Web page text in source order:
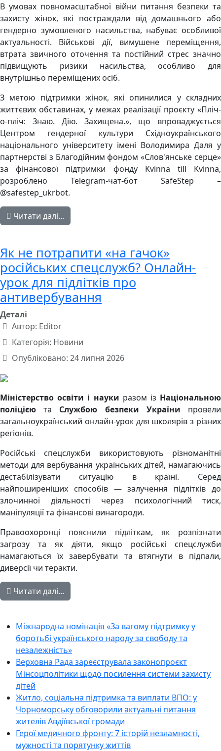
В умовах повномасштабної війни питання безпеки та
захисту жінок, які постраждали від домашнього або
гендерно зумовленого насильства, набуває особливої
актуальності. Військові дії, вимушене переміщення,
втрата звичного оточення та постійний стрес значно
підвищують ризики насильства, особливо для
внутрішньо переміщених осіб.
З метою підтримки жінок, які опинилися у складних
життєвих обставинах, у межах реалізації проєкту «Пліч-
о-пліч: Знаю. Дію. Захищена.», що впроваджується
Центром гендерної культури Східноукраїнського
національного університету імені Володимира Даля у
партнерстві з Благодійним фондом «Слов'янське серце»
за фінансової підтримки фонду Kvinna till Kvinna,
розроблено Telegram-чат-бот SafeStep –
@safestep_ukrbot.
Читати далі...
Як не потрапити «на гачок»
російських спецслужб? Онлайн-
урок для підлітків про
антивербування
Деталі
Автор: Editor
Категорія: Новини
Опубліковано: 24 липня 2026
Міністерство освіти і науки разом із Національною
поліцією та Службою безпеки України провели
загальноукраїнський онлайн-урок для школярів з різних
регіонів.
Російські спецслужби використовують різноманітні
методи для вербування українських дітей, намагаючись
дестабілізувати ситуацію в країні. Серед
найпоширеніших способів — залучення підлітків до
злочинної діяльності через психологічний тиск,
маніпуляції та фінансові винагороди.
Правоохоронці пояснили підліткам, як розпізнати
загрозу та як діяти, якщо російські спецслужби
намагаються їх завербувати та втягнути в підпали,
диверсії чи теракти.
Читати далі...
Міжнародна номінація «За вагому підтримку у
боротьбі українського народу за свободу та
незалежність»
Верховна Рада зареєструвала законопроєкт
Мінсоцполітики щодо посилення системи захисту
дітей
Житло, соціальна підтримка та виплати ВПО: у
Чорноморську обговорили актуальні питання
жителів Авдіївської громади
Герої медичного фронту: 7 історій незламності,
мужності та порятунку життів